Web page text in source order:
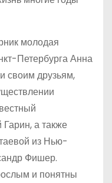
молодая
Петербурга Анна
своим друзьям,
а также
из Нью-
Фишер.
и понятны